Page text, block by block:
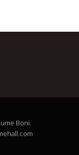
Boni.